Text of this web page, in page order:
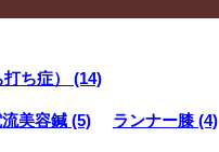
ち症） (14)
流美容鍼 (5) ランナー膝 (4)